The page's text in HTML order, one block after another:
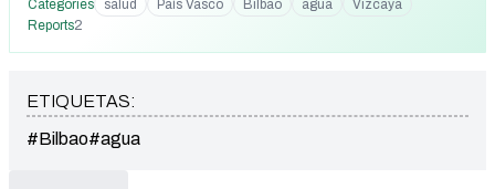
Categories
salud País Vasco Bilbao agua
Vizcaya
Reports2
ETIQUETAS:
#Bilbao#agua